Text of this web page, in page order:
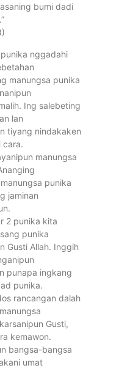
bumi dadi
nggadahi
manungsa punika
Ing salebeting
lan
tiyang nindakaken
cara.
manungsa
punika
jaminan
2 punika kita
punika
Gusti Allah. Inggih
punapa ingkang
punika.
rancangan dalah
Gusti,
kemawon.
bangsa-bangsa
umat